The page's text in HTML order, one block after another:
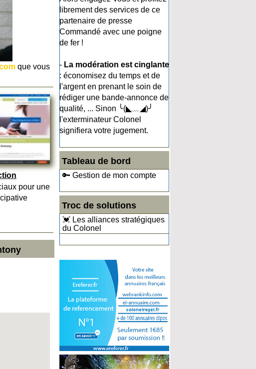
librement des services de ce
partenaire de presse
Commandé avec une poigne
de fer !
- La modération est cinglante
: économisez du temps et de
l'argent en prenant le soin de
rédiger une bande-annonce de
qualité, ... Sinon ╰(◣﹏◢)╯
l'exterminateur Colonel
signifiera votre jugement.
Tableau de bord
🔑 Gestion de mon compte
Troc de solutions
💓 Les alliances stratégiques
du Colonel
que vous
pour une